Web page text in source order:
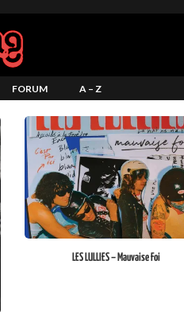
FORUM A – Z
LES LULLIES – Mauvaise Foi